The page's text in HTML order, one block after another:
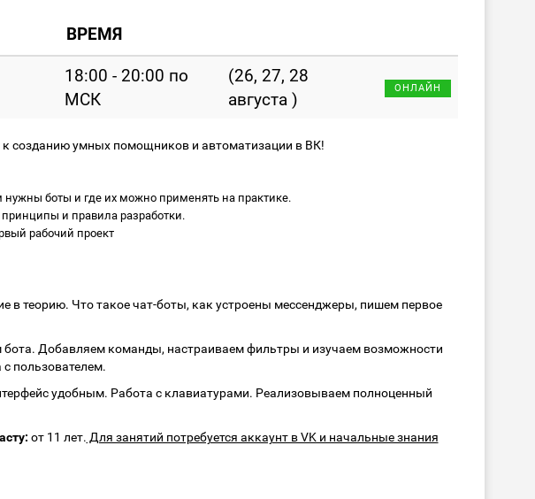
ВРЕМЯ
18:00 - 20:00 по
МСК
(26, 27, 28
августа )
ОНЛАЙН
к созданию умных помощников и автоматизации в ВК!
нужны боты и где их можно применять на практике.
и правила разработки.
рабочий проект
в теорию. Что такое чат-боты, как устроены мессенджеры, пишем первое
Добавляем команды, настраиваем фильтры и изучаем возможности
пользователем.
удобным. Работа с клавиатурами. Реализовываем полноценный
от 11 лет. Для занятий потребуется аккаунт в VK и начальные знания